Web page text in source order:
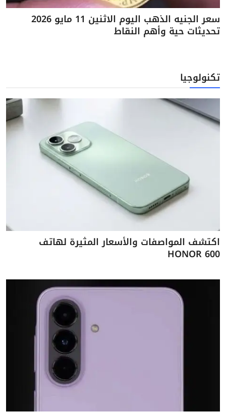
سعر الجنيه الذهب اليوم الاثنين 11 مايو 2026
تحديثات حية وأهم النقاط
تكنولوجيا
اكتشف المواصفات والأسعار المثيرة لهاتف
HONOR 600